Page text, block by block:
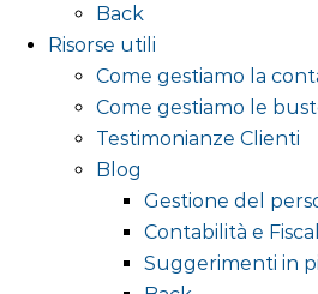
Back
Risorse utili
Come gestiamo la
Come gestiamo le
Testimonianze Clienti
Blog
Gestione del
Contabilità e
Suggerimenti in